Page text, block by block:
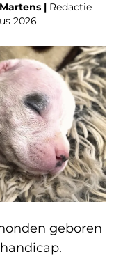
| Redactie
2026
geboren